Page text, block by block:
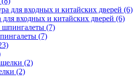
входных и китайских дверей (6)
(7)
(2)